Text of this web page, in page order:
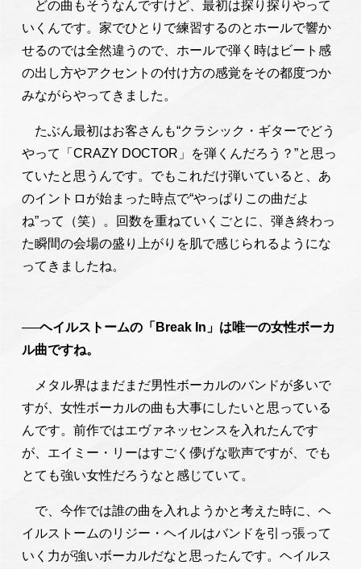
どの曲もそうなんですけど、最初は探り探りやって
いくんです。家でひとりで練習するのとホールで響か
せるのでは全然違うので、ホールで弾く時はビート感
の出し方やアクセントの付け方の感覚をその都度つか
みながらやってきました。
たぶん最初はお客さんも“クラシック・ギターでどう
やって「CRAZY DOCTOR」を弾くんだろう？”と思っ
ていたと思うんです。でもこれだけ弾いていると、あ
のイントロが始まった時点で“やっぱりこの曲だよ
ね”って（笑）。回数を重ねていくごとに、弾き終わっ
た瞬間の会場の盛り上がりを肌で感じられるようにな
ってきましたね。
──ヘイルストームの「Break In」は唯一の女性ボーカ
ル曲ですね。
メタル界はまだまだ男性ボーカルのバンドが多いで
すが、女性ボーカルの曲も大事にしたいと思っている
んです。前作ではエヴァネッセンスを入れたんです
が、エイミー・リーはすごく儚げな歌声ですが、でも
とても強い女性だろうなと感じていて。
で、今作では誰の曲を入れようかと考えた時に、ヘ
イルストームのリジー・ヘイルはバンドを引っ張って
いく力が強いボーカルだなと思ったんです。ヘイルス